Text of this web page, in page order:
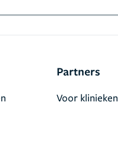
Partners
Voor klinieken